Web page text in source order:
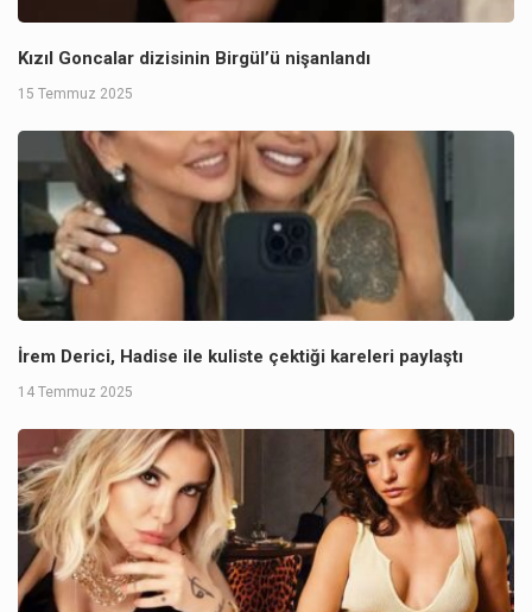
Kızıl Goncalar dizisinin Birgül’ü nişanlandı
15 Temmuz 2025
İrem Derici, Hadise ile kuliste çektiği kareleri paylaştı
14 Temmuz 2025